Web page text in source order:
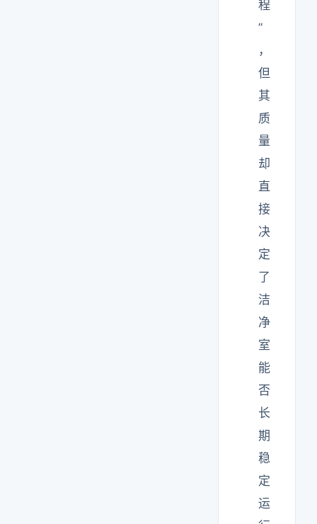
程
”
，
但
其
质
量
却
直
接
决
定
了
洁
净
室
能
否
长
期
稳
定
运